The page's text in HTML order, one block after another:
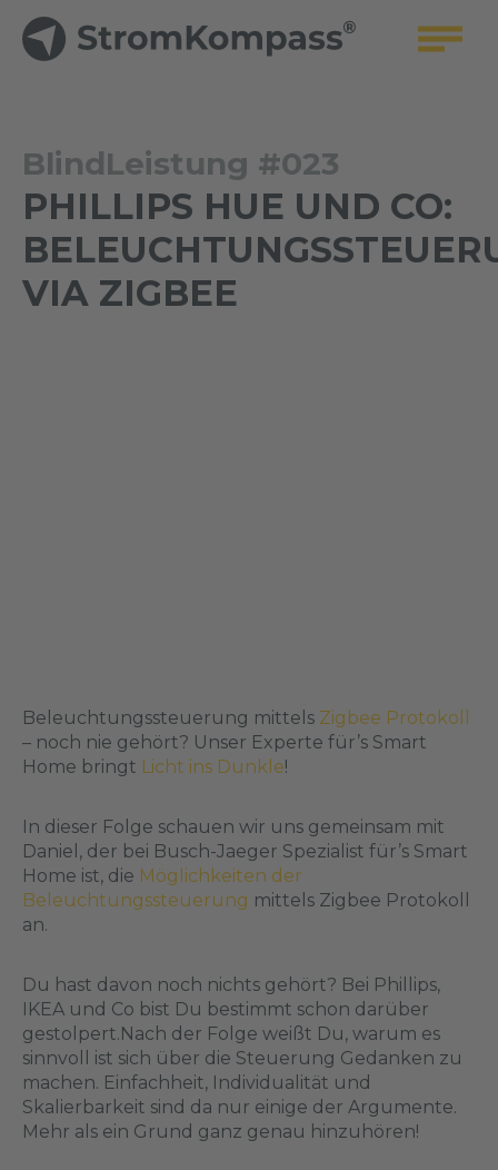
BlindLeistung #023
PHILLIPS HUE UND CO:
VIA ZIGBEE
Beleuchtungssteuerung mittels Zigbee Protokoll
– noch nie gehört? Unser Experte für’s Smart
Home bringt Licht ins Dunkle!
In dieser Folge schauen wir uns gemeinsam mit
Daniel, der bei Busch-Jaeger Spezialist für’s Smart
Home ist, die Möglichkeiten der
Beleuchtungssteuerung mittels Zigbee Protokoll
an.
Du hast davon noch nichts gehört? Bei Phillips,
IKEA und Co bist Du bestimmt schon darüber
gestolpert.Nach der Folge weißt Du, warum es
sinnvoll ist sich über die Steuerung Gedanken zu
machen. Einfachheit, Individualität und
Skalierbarkeit sind da nur einige der Argumente.
Mehr als ein Grund ganz genau hinzuhören!